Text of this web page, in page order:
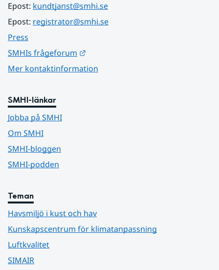
Epost: kundtjanst@smhi.se
Epost: registrator@smhi.se
Press
SMHIs frågeforum
Mer kontaktinformation
SMHI-länkar
Jobba på SMHI
Om SMHI
SMHI-bloggen
SMHI-podden
Teman
Havsmiljö i kust och hav
Kunskapscentrum för klimatanpassning
Luftkvalitet
SIMAIR